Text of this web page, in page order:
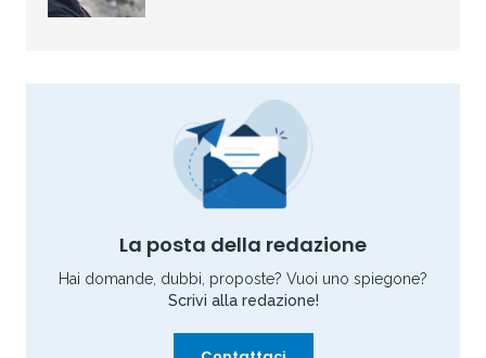
La posta della redazione
Hai domande, dubbi, proposte? Vuoi uno spiegone?
Scrivi alla redazione!